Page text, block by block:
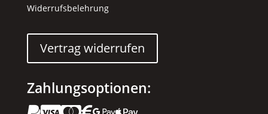
Widerrufsbelehrung
Vertrag widerrufen
Zahlungsoptionen: